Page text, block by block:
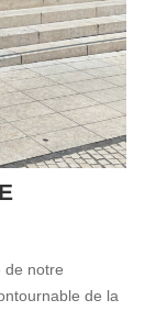
de notre
de la